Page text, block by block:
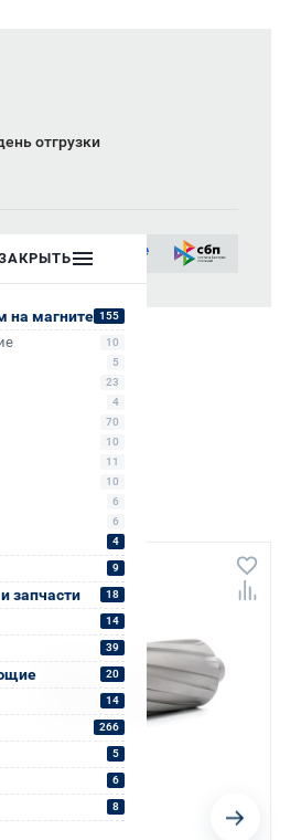
отгрузки
на магните 155
10
5
23
4
70
10
11
10
6
6
4
9
запчасти 18
14
39
20
14
266
5
6
8